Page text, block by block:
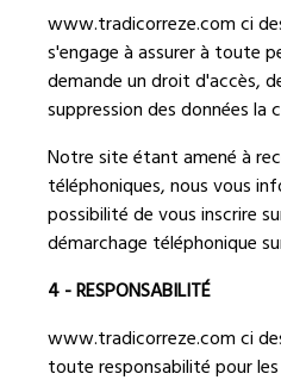
www.tradicorreze.comci
s'engage à assurer à toute
demande un droit d'accès,
suppression des données la
Notre site étant amené à
téléphoniques, nous vous
possibilité de vous inscrire
démarchage téléphonique
4 - RESPONSABILITÉ
www.tradicorreze.comci
toute responsabilité pour